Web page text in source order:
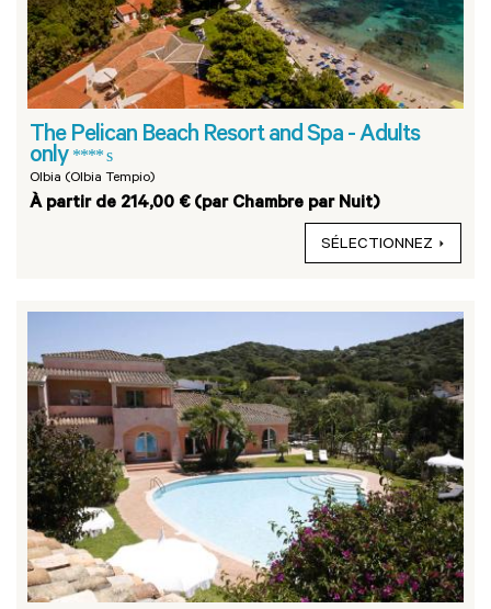
The Pelican Beach Resort and Spa - Adults
only **** s
Olbia (Olbia Tempio)
À partir de 214,00 € (par Chambre par Nuit)
SÉLECTIONNEZ